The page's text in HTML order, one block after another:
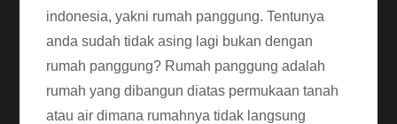
indonesia, yakni rumah panggung. Tentunya
anda sudah tidak asing lagi bukan dengan
rumah panggung? Rumah panggung adalah
rumah yang dibangun diatas permukaan tanah
atau air dimana rumahnya tidak langsung